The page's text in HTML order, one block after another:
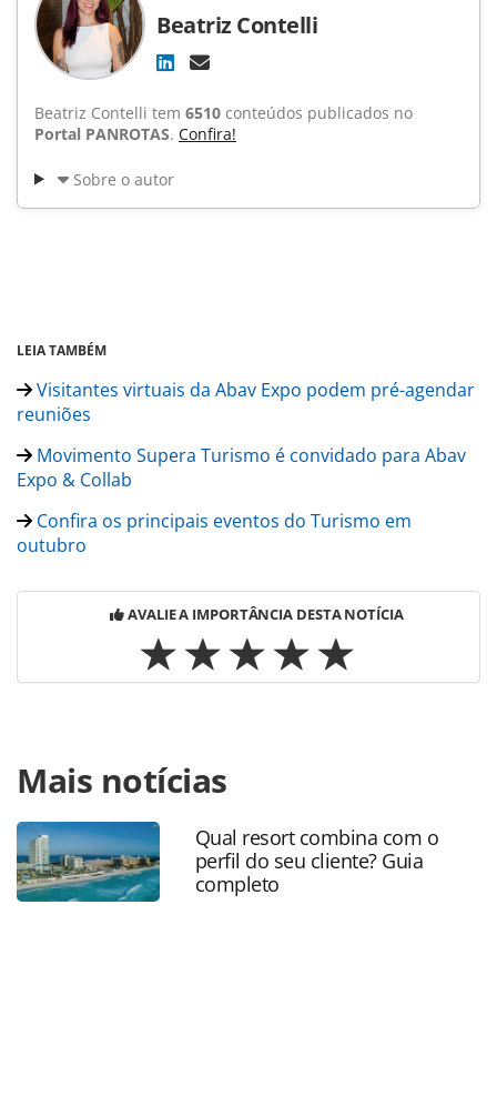
Beatriz Contelli
Beatriz Contelli tem 6510 conteúdos publicados no
Portal PANROTAS. Confira!
Sobre o autor
LEIA TAMBÉM
Visitantes virtuais da Abav Expo podem pré-agendar
reuniões
Movimento Supera Turismo é convidado para Abav
Expo & Collab
Confira os principais eventos do Turismo em
outubro
AVALIE A IMPORTÂNCIA DESTA NOTÍCIA
https://www.panrotas.com.br/gente/eventos/2021/10/
ba-garante-presenca-na-abav-fortaleza-para-promover-
destinos_184666.html ou as ferramentas oferecidas na
página. Todo o conteúdo produzido pela PANROTAS
Editora é protegido pela legislação brasileira sobre direito
autoral. Não reproduza o conteúdo sem autorização da
Mais notícias
Qual resort combina com o
perfil do seu cliente? Guia
completo